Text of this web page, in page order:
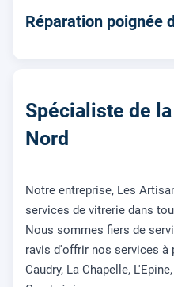
Réparation poignée
Spécialiste de
Nord
Notre entreprise, Les
services de vitrerie dans
Nous sommes fiers de
ravis d'offrir nos services à
Caudry, La Chapelle,